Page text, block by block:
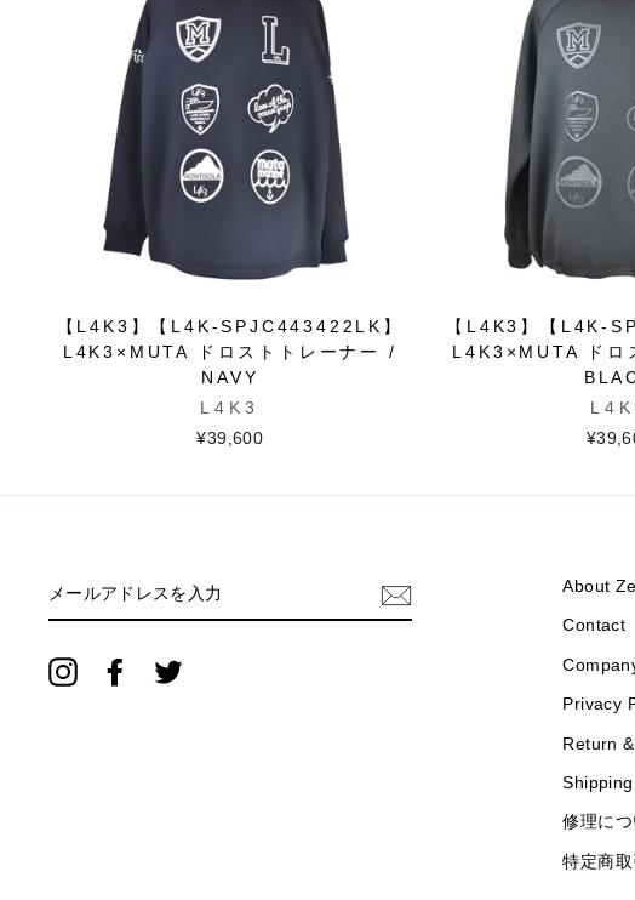
【L4K3】【L4K-SPJC443422LK】
L4K3×MUTA ドロストトレーナー /
NAVY
L4K3
¥39,600
【L4K3】【L4K-
L4K3×MUTA ドロ
ー
ル
ド
レ
InstagramFacebookTwitter
About
Contact
Privacy
Return
修理につ
特定商